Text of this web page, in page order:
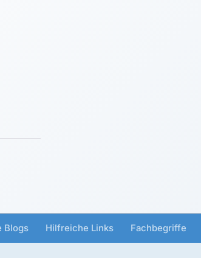
Blogs Hilfreiche Links Fachbegriffe